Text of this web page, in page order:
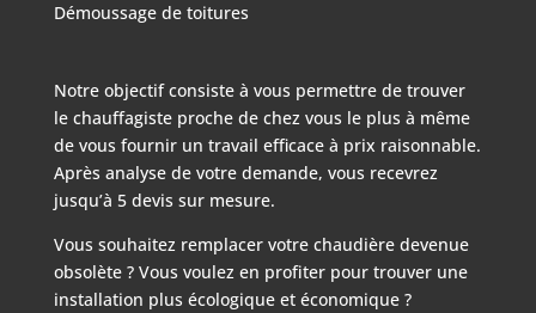
Démoussage de toitures
Notre objectif consiste à vous permettre de trouver
le chauffagiste proche de chez vous le plus à même
de vous fournir un travail efficace à prix raisonnable.
Après analyse de votre demande, vous recevrez
jusqu’à 5 devis sur mesure.
Vous souhaitez remplacer votre chaudière devenue
obsolète ? Vous voulez en profiter pour trouver une
installation plus écologique et économique ?